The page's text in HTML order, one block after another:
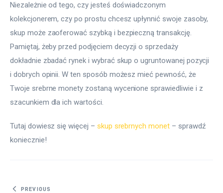
Niezależnie od tego, czy jesteś doświadczonym
kolekcjonerem, czy po prostu chcesz upłynnić swoje zasoby,
skup może zaoferować szybką i bezpieczną transakcję.
Pamiętaj, żeby przed podjęciem decyzji o sprzedaży
dokładnie zbadać rynek i wybrać skup o ugruntowanej pozycji
i dobrych opinii. W ten sposób możesz mieć pewność, że
Twoje srebrne monety zostaną wycenione sprawiedliwie i z
szacunkiem dla ich wartości.
Tutaj dowiesz się więcej – skup srebrnych monet – sprawdź
koniecznie!
PREVIOUS